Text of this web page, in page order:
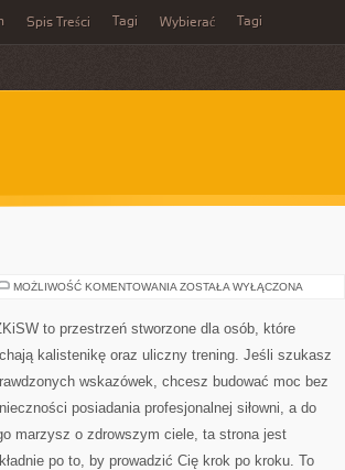
Spis Treści Tagi Wybierać Tagi
MOŻLIWOŚĆ KOMENTOWANIA SUPLEMENTACJA
ZOSTAŁA WYŁĄCZONA
to przestrzeń stworzone dla osób, które
kalistenikę oraz uliczny trening. Jeśli szukasz
wskazówek, chcesz budować moc bez
posiadania profesjonalnej siłowni, a do
marzysz o zdrowszym ciele, ta strona jest
po to, by prowadzić Cię krok po kroku. To